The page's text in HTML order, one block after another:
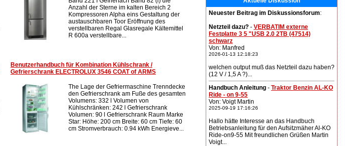
Anzahl der Sterne im kalten Bereich 2
Kompressoren Alpha eins Gestaltung der
austauschbaren Toor Eröffnung des
verstellbaren Regal Glasregale Kältemittel
R 600a verstellbare...
Benutzerhandbuch für Kombination Kühlschrank /
Gefrierschrank ELECTROLUX 3546 COAT of ARMS
The Lage der Gefriermaschine Trenndecke
den Gefrierschrank am Fuße des gesamten
Volumens: 332 l Volumen von
Kühlschränken: 242 l Gefrierschrank
Volumen: 90 l Gefrierschrank Raum Marke
Star: Höhe: 200 cm Breite: 60 cm Tiefe: 60
cm Stromverbrauch: 0.94 kWh Energieve...
Neuester Beitrag im Diskussionsforum:
Netzteil dazu? - VERBATIM externe
Festplatte 3 5 "USB 2.0 2TB (47514)
schwarz
Von: Manfred
2026-01-13 12:18:23
welchen output muß das Netzteil dazu haben?
(12 V / 1,5 A ?)...
Handbuch Anleitung - Traktor Benzin AL-KO
Ride - on 9-55
Von: Voigt Martin
2025-09-19 17:16:26
Hallo hätte Interesse an das Handbuch
Betriebsanleitung für den Aufsitzmäher Al-KO
Ride-on9-55 Mit freundlichen Grüßen Martin
Voigt...